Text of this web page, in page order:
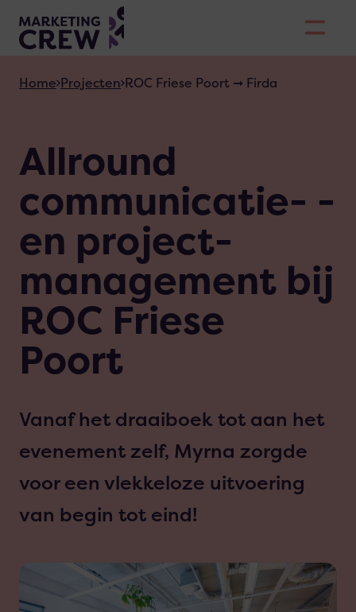
Skiplinks
Home Projecten ROC Friese Poort ➞ Firda
Allround
communicatie- ­
en project­
management bij
ROC Friese
Poort
Vanaf het draaiboek tot aan het
evenement zelf, Myrna zorgde
voor een vlekkeloze uitvoering
van begin tot eind!